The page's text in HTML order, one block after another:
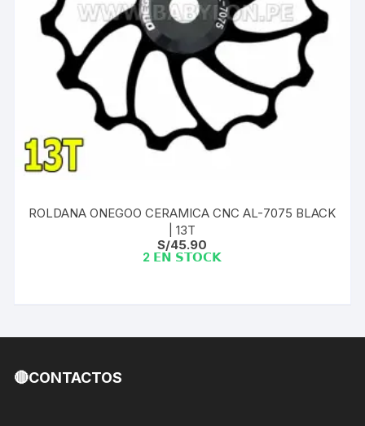
ROLDANA ONEGOO CERAMICA CNC AL-7075 BLACK
| 13T
S/45.90
2 𝗘𝗡 𝗦𝗧𝗢𝗖𝗞
🔴CONTACTOS